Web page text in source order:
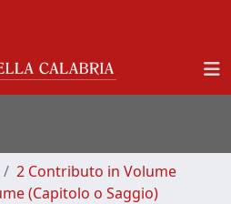
2 Contributo in Volume
(Capitolo o Saggio)